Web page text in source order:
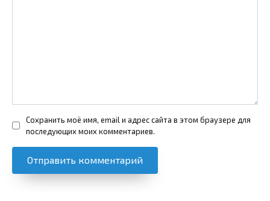
Сохранить моё имя, email и адрес сайта в этом браузере для
последующих моих комментариев.